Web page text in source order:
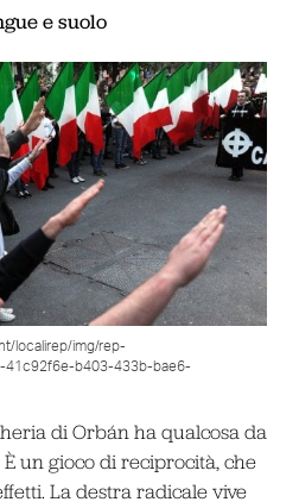
e suolo
localirep/img/rep-
41c92f6e-b403-433b-bae6-
di Orbán ha qualcosa da
un gioco di reciprocità, che
La destra radicale vive